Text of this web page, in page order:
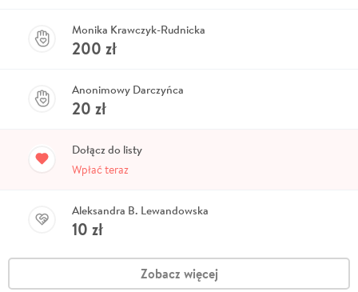
Monika Krawczyk-Rudnicka
200 zł
Anonimowy Darczyńca
20 zł
Dołącz do listy
Wpłać teraz
Aleksandra B. Lewandowska
10 zł
Zobacz więcej